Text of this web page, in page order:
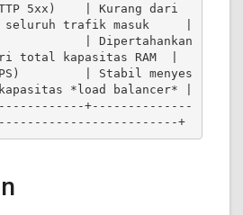
5xx)    | Kurang dari
trafik masuk     |
| Dipertahankan
total kapasitas RAM  |
| Stabil menyes
*load balancer* |
+--------------
----------------------------------------+